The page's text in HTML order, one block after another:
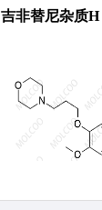
吉非替尼杂质H